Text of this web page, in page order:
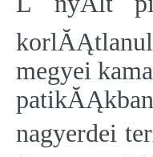
megyei
nagyerdei